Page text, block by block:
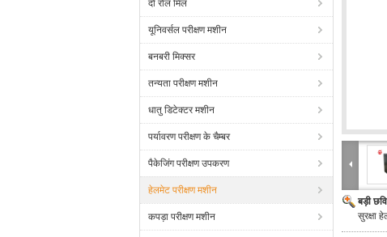
दो रोल मिल
यूनिवर्सल परीक्षण मशीन
बनबरी मिक्सर
तन्यता परीक्षण मशीन
धातु डिटेक्टर मशीन
पर्यावरण परीक्षण के चैम्बर
पैकेजिंग परीक्षण उपकरण
हेलमेट परीक्षण मशीन
कपड़ा परीक्षण मशीन
बड़ी
सुरक्षा